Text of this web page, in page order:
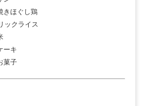
きほぐし鶏
ックライス
ーキ
菓子